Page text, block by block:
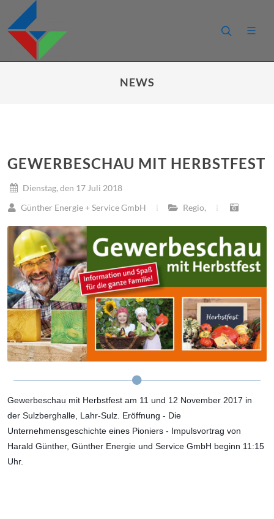
NEWS
GEWERBESCHAU MIT HERBSTFEST
Dienstag, den 17 Juli 2018
Günther Energie + Service GmbH
Regio,
Gewerbeschau mit Herbstfest am 11 und 12 November 2017 in
der Sulzberghalle, Lahr-Sulz. Eröffnung - Die
Unternehmensgeschichte eines Pioniers - Impulsvortrag von
Harald Günther, Günther Energie und Service GmbH beginn 11:15
Uhr.